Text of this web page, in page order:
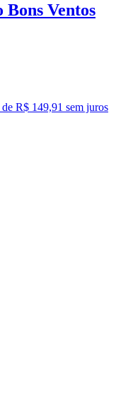
Ventos
R$ 149,91 sem juros